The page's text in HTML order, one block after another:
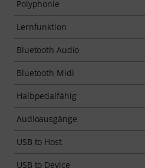
Polyphonie
Lernfunktion
Bluetooth Audio
Bluetooth Midi
Halbpedalfähig
Audioausgänge
USB to Host
USB to Device